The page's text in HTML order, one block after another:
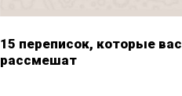
15 переписок, которые вас
рассмешат